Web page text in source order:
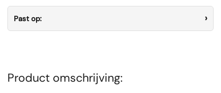
Past op:
Product omschrijving: